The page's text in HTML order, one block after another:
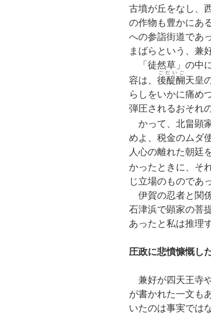
古墳が丘をなし、
の作物も豊かにあ
への参詣街道であ
まばらという、兼
「徒然草」の中
容は、 後醍醐
ごだいご
天皇
らしをいかに痛め
弾圧されるおそれ
かって、北畠顕
めよ、税金のムダ
人心の離れた朝廷
かったときに、そ
じ立場のものであ
伊賀の忍者と関
石津浜で顕家の菩
あったと私は推理
圧政に悲憤慷慨し
兼好が四天王寺
が書かれた一文も
いたのは事実では